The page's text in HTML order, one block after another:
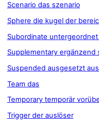
Scenario das szenario
Sphere die kugel der
Subordinate
Supplementary ergänzend
Suspended ausgesetzt
Team das
Temporary temporär
Trigger der auslöser